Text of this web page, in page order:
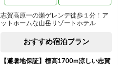
「志賀高原100トレイル」特別プラン
素泊まり
8,500円/人/泊 ～
20,000円/人/泊 ～
13,200円/人/泊 ～
志賀高原一の瀬ゲレンデ徒歩１分！ア
ットホームな山岳リゾートホテル
おすすめ宿泊プラン
【避暑地保証】標高1700m涼しい志賀